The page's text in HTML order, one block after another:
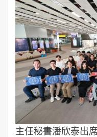
主任秘書潘欣泰出